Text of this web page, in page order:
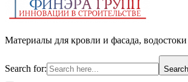
Материалы для кровли и фасада, водостоки
Search for: